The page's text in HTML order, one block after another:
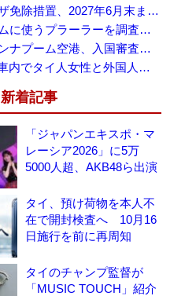
タイ人の日本ビザ免除措置、2027年6月末まで延長 不安広がる中でひとまず安堵
タイ料理ソムタムに使うプラーラーを調査へ、大学新入生4,233人が肝吸虫感染
バンコク・スワンナプーム空港、入国審査で2～3時間待ちの時間帯も 審査厳格化と人員不足が影響か
バンコクのBTS車内でタイ人女性と外国人学生グループが口論、騒音めぐる動画が拡散
新着記事
「ジャパンエキスポ・マ
レーシア2026」に5万
5000人超、AKB48ら出演
タイ、預け荷物を本人不
在で開封検査へ 10月16
日施行を前に再周知
タイのチャンプ監督が
「MUSIC TOUCH」紹介